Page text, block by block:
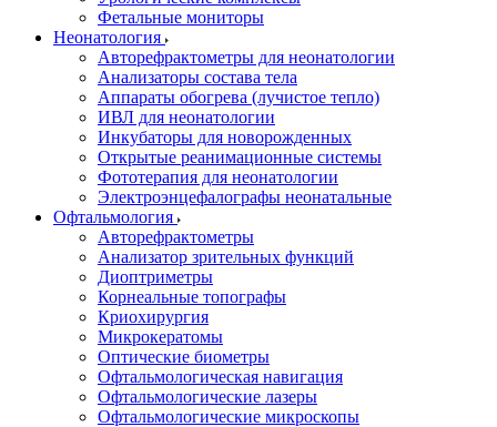
Фетальные мониторы
Неонатология
Авторефрактометры для неонатологии
Анализаторы состава тела
Аппараты обогрева (лучистое тепло)
ИВЛ для неонатологии
Инкубаторы для новорожденных
Открытые реанимационные системы
Фототерапия для неонатологии
Электроэнцефалографы неонатальные
Офтальмология
Авторефрактометры
Анализатор зрительных функций
Диоптриметры
Корнеальные топографы
Криохирургия
Микрокератомы
Оптические биометры
Офтальмологическая навигация
Офтальмологические лазеры
Офтальмологические микроскопы